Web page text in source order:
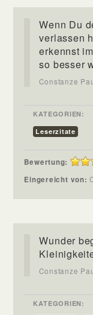
Wenn Du
verlassen
erkennst
so besser
Constanze
KATEGORIEN:
Leserzitate
Bewertung:
Eingereicht von:
Wunder
Constanze
KATEGORIEN: